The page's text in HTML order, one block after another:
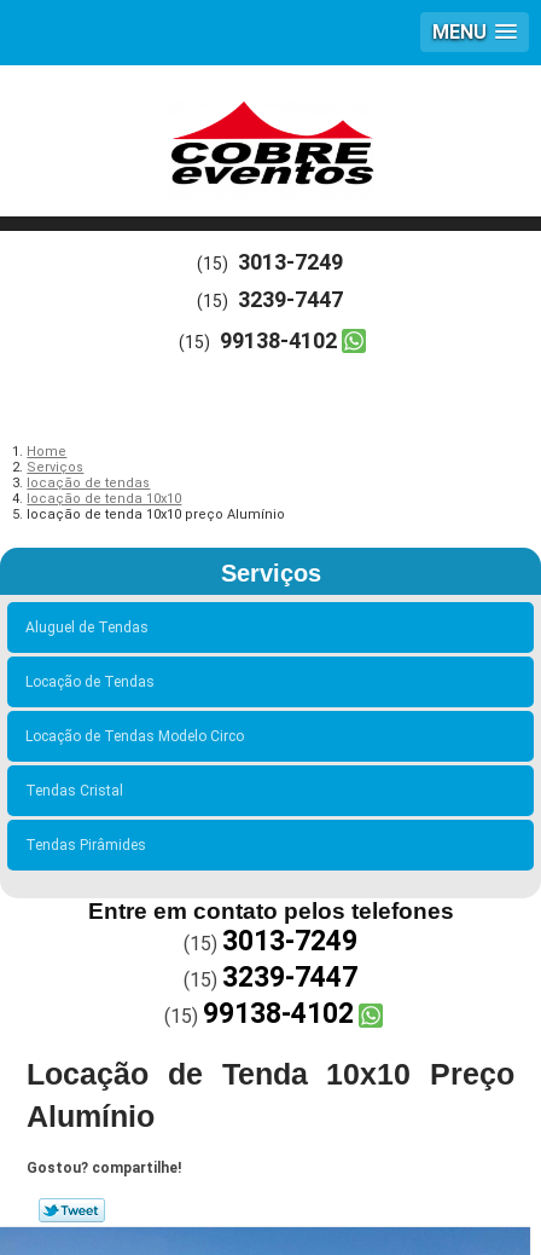
MENU
(15) 3013-7249
(15) 3239-7447
(15) 99138-4102
Home
Serviços
locação de tendas
locação de tenda 10x10
locação de tenda 10x10 preço Alumínio
Serviços
Aluguel de Tendas
Locação de Tendas
Locação de Tendas Modelo Circo
Tendas Cristal
Tendas Pirâmides
Entre em contato pelos telefones
(15) 3013-7249
(15) 3239-7447
(15) 99138-4102
Locação de Tenda 10x10 Preço
Alumínio
Gostou? compartilhe!